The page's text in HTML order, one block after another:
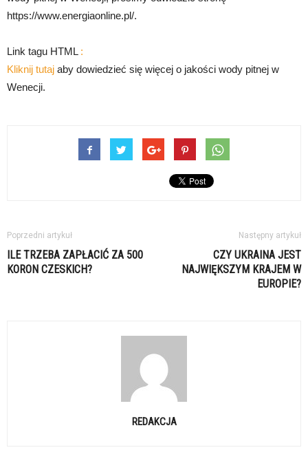
https://www.energiaonline.pl/.
Link tagu HTML :
Kliknij tutaj aby dowiedzieć się więcej o jakości wody pitnej w
Wenecji.
Poprzedni artykuł
ILE TRZEBA ZAPŁACIĆ ZA 500
KORON CZESKICH?
Następny artykuł
CZY UKRAINA JEST
NAJWIĘKSZYM KRAJEM W
EUROPIE?
REDAKCJA